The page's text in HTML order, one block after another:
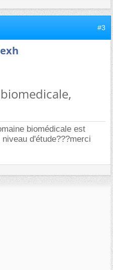
#3
biomédicale est
d'étude???merci